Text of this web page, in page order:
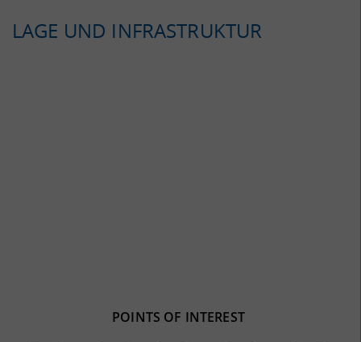
LAGE UND INFRASTRUKTUR
POINTS OF INTEREST